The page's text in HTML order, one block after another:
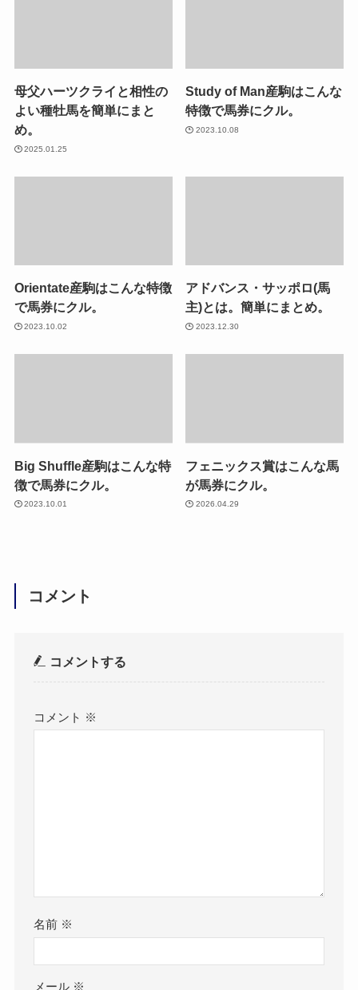
母父ハーツクライと相性の
よい種牡馬を簡単にまと
め。
2025.01.25
Study of Man産駒はこんな
特徴で馬券にクル。
2023.10.08
Orientate産駒はこんな特徴
で馬券にクル。
2023.10.02
アドバンス・サッポロ(馬
主)とは。簡単にまとめ。
2023.12.30
Big Shuffle産駒はこんな特
徴で馬券にクル。
2023.10.01
フェニックス賞はこんな馬
が馬券にクル。
2026.04.29
コメント
コメントする
コメント ※
名前 ※
メール ※